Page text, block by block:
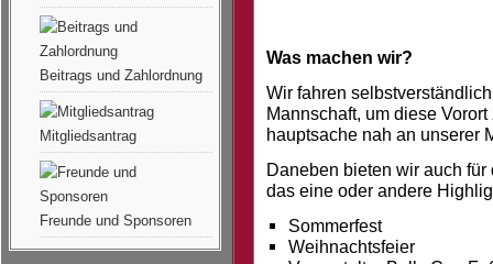
Beitrags und Zahlordnung
Mitgliedsantrag
Freunde und Sponsoren
Was machen wir?
Wir fahren
Mannschaft, um diese
hauptsache nah an unserer
Daneben bieten wir auch
das eine oder andere
Sommerfest
Weihnachtsfeier